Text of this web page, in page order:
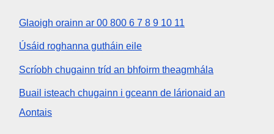
Glaoigh orainn ar 00 800 6 7 8 9 10 11
Úsáid roghanna gutháin eile
Scríobh chugainn tríd an bhfoirm theagmhála
Buail isteach chugainn i gceann de lárionaid an
Aontais